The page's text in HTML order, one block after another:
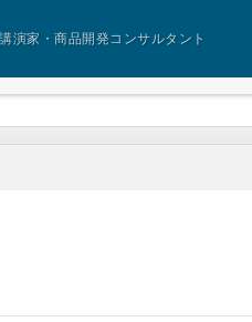
演家・商品開発コンサルタント